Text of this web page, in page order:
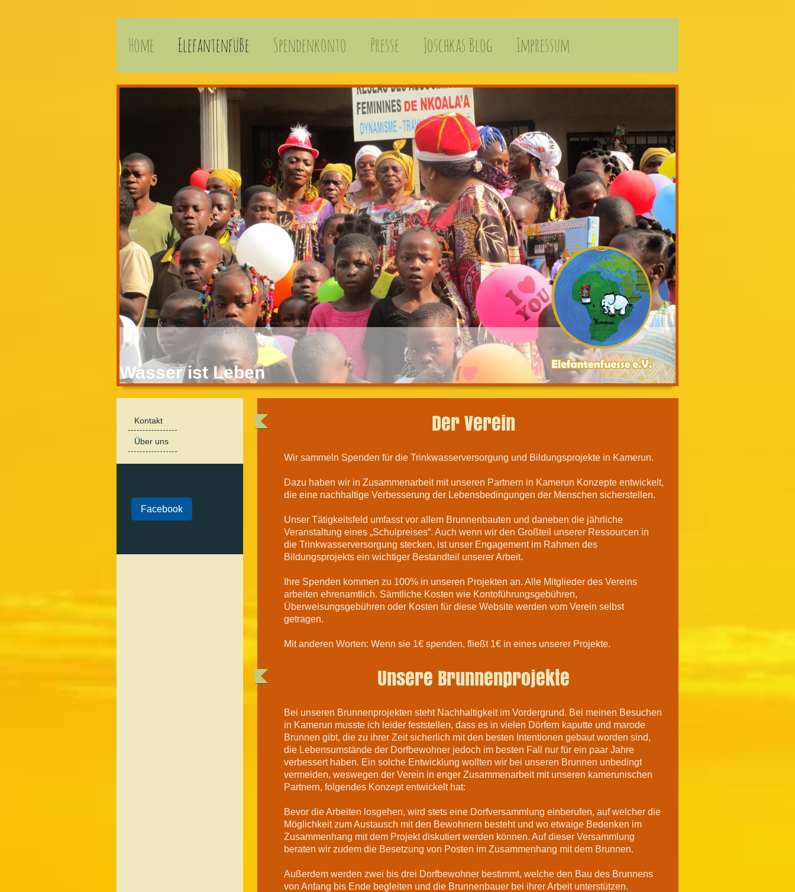
Home Elefantenfüße Spendenkonto Presse Joschkas Blog Impressum
Wasser ist Leben
Der Verein
Wir sammeln Spenden für die Trinkwasserversorgung und Bildungsprojekte in Kamerun.
Dazu haben wir in Zusammenarbeit mit unseren Partnern in Kamerun Konzepte entwickelt,
die eine nachhaltige Verbesserung der Lebensbedingungen der Menschen sicherstellen.
Unser Tätigkeitsfeld umfasst vor allem Brunnenbauten und daneben die jährliche
Veranstaltung eines „Schulpreises“. Auch wenn wir den Großteil unserer Ressourcen in
die Trinkwasserversorgung stecken, ist unser Engagement im Rahmen des
Bildungsprojekts ein wichtiger Bestandteil unserer Arbeit.
Ihre Spenden kommen zu 100% in unseren Projekten an. Alle Mitglieder des Vereins
arbeiten ehrenamtlich. Sämtliche Kosten wie Kontoführungsgebühren,
Überweisungsgebühren oder Kosten für diese Website werden vom Verein selbst
getragen.
Mit anderen Worten: Wenn sie 1€ spenden, fließt 1€ in eines unserer Projekte.
Unsere Brunnenprojekte
Bei unseren Brunnenprojekten steht Nachhaltigkeit im Vordergrund. Bei meinen Besuchen
in Kamerun musste ich leider feststellen, dass es in vielen Dörfern kaputte und marode
Brunnen gibt, die zu ihrer Zeit sicherlich mit den besten Intentionen gebaut worden sind,
die Lebensumstände der Dorfbewohner jedoch im besten Fall nur für ein paar Jahre
verbessert haben. Ein solche Entwicklung wollten wir bei unseren Brunnen unbedingt
vermeiden, weswegen der Verein in enger Zusammenarbeit mit unseren kamerunischen
Partnern, folgendes Konzept entwickelt hat:
Bevor die Arbeiten losgehen, wird stets eine Dorfversammlung einberufen, auf welcher die
Möglichkeit zum Austausch mit den Bewohnern besteht und wo etwaige Bedenken im
Zusammenhang mit dem Projekt diskutiert werden können. Auf dieser Versammlung
beraten wir zudem die Besetzung von Posten im Zusammenhang mit dem Brunnen.
Außerdem werden zwei bis drei Dorfbewohner bestimmt, welche den Bau des Brunnens
von Anfang bis Ende begleiten und die Brunnenbauer bei ihrer Arbeit unterstützen.
Kontakt
Über uns
Facebook